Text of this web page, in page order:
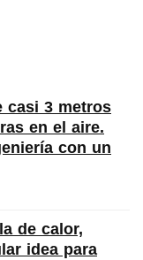
casi 3 metros
en el aire.
con un
de calor,
idea para